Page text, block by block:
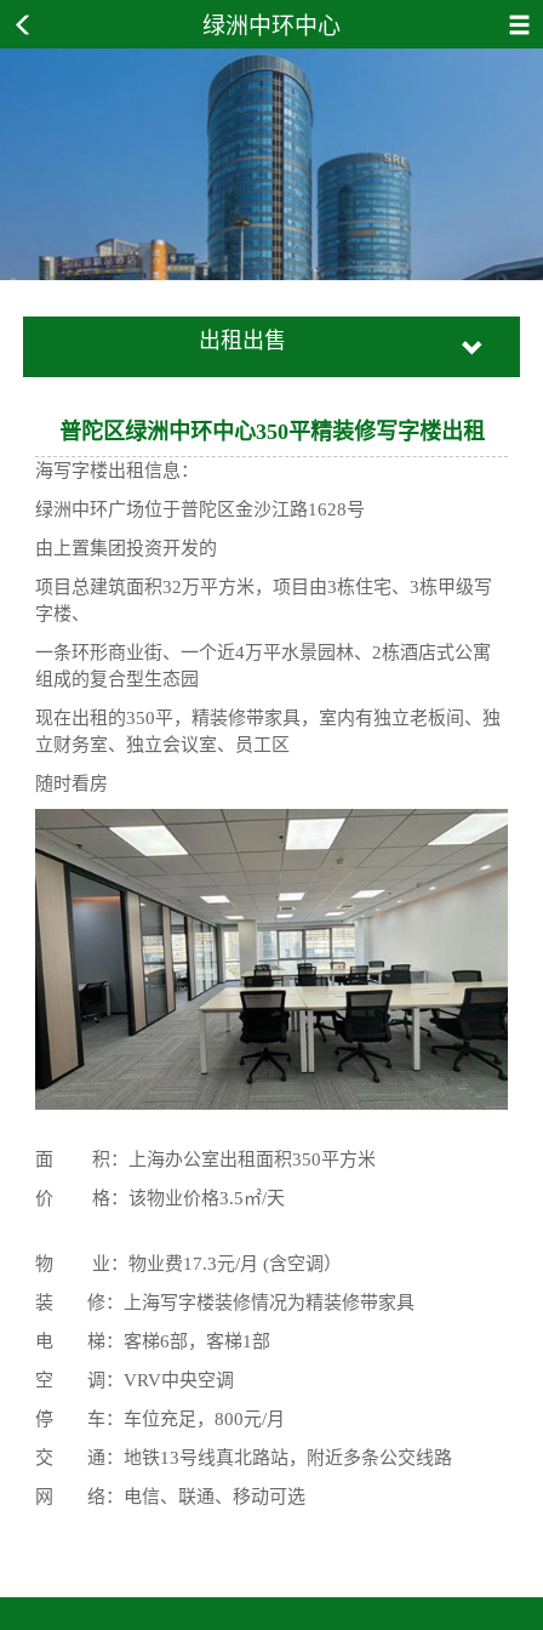
绿洲中环中心
出租出售
普陀区绿洲中环中心350平精装修写字楼出租
海写字楼出租信息：
绿洲中环广场位于普陀区金沙江路1628号
由上置集团投资开发的
项目总建筑面积32万平方米，项目由3栋住宅、3栋甲级写
字楼、
一条环形商业街、一个近4万平水景园林、2栋酒店式公寓
组成的复合型生态园
现在出租的350平，精装修带家具，室内有独立老板间、独
立财务室、独立会议室、员工区
随时看房
面 积：上海办公室出租面积350平方米
价 格：该物业价格3.5㎡/天
物 业：物业费17.3元/月 (含空调）
装 修：上海写字楼装修情况为精装修带家具
电 梯：客梯6部，客梯1部
空 调：VRV中央空调
停 车：车位充足，800元/月
交 通：地铁13号线真北路站，附近多条公交线路
网 络：电信、联通、移动可选